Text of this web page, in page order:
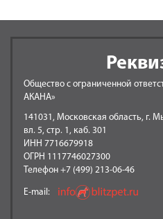
Общество с ограниченной
АКАНА»
141031, Московская область, г.
вл. 5, стр. 1, каб. 301
ИНН 7716679918
ОГРН 1117746027300
Телефон +7 (499) 213-06-46
E-mail: